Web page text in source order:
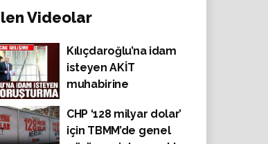
Videolar
Kılıçdaroğlu’na idam
isteyen AKİT
muhabirine
CHP ‘128 milyar dolar’
için TBMM’de genel